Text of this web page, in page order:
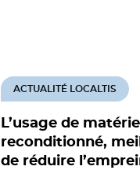
L’usage de matériel
reconditionné,
de réduire
ACTUALITÉ LOCALTIS